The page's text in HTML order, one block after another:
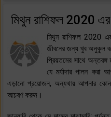
মিথুন রাশিফল 2020
মিথুন রাশিফল 2020
জীবনের জন্য খুব অনুকূল
প্রিয়তমের সাথে
যে মর্যাদার পালন করা
এড়ানো প্রয়োজন, অন্যথায় আপনার কোনও
আচরণ করুন।